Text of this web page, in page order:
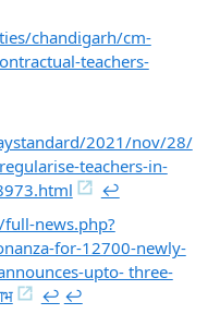
chandigarh/cm-
teachers-
2021/nov/28/
teachers-in-
↩︎
news.php?
for-12700-newly-
upto- three-
↩︎ ↩︎